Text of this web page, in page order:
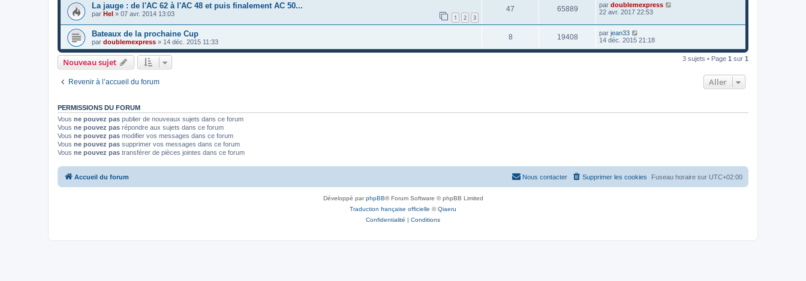
La jauge : de l'AC 62 à l'AC 48 et puis finalement AC 50...
par Hel » 07 avr. 2014 13:03 1 2 3
47 65889 par doublemexpress
22 avr. 2017 22:53
Bateaux de la prochaine Cup
par doublemexpress » 14 déc. 2015 11:33
8 19408 par jean33
14 déc. 2015 21:18
Nouveau sujet 3 sujets • Page 1 sur 1
Revenir à l’accueil du forum Aller
PERMISSIONS DU FORUM
Vous ne pouvez pas publier de nouveaux sujets dans ce forum
Vous ne pouvez pas répondre aux sujets dans ce forum
Vous ne pouvez pas modifier vos messages dans ce forum
Vous ne pouvez pas supprimer vos messages dans ce forum
Vous ne pouvez pas transférer de pièces jointes dans ce forum
Accueil du forum Fuseau horaire sur UTC+02:00
Supprimer les cookies
Nous contacter
Développé parphpBB® Forum Software © phpBB Limited
Traduction française officielle ©Qiaeru
Confidentialité | Conditions